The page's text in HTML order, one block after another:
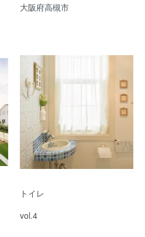
大阪府高槻市
トイレ
vol.4